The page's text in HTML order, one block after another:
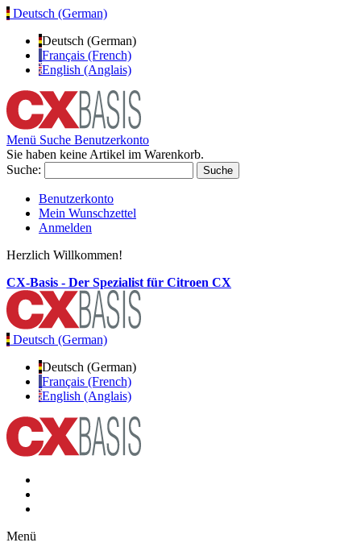
Deutsch (German)
Deutsch (German)
Français (French)
English (Anglais)
Menü Suche Benutzerkonto
Sie haben keine Artikel im Warenkorb.
Suche:
Suche
Benutzerkonto
Mein Wunschzettel
Anmelden
Herzlich Willkommen!
CX-Basis - Der Spezialist für Citroen CX
Deutsch (German)
Deutsch (German)
Français (French)
English (Anglais)
Menü